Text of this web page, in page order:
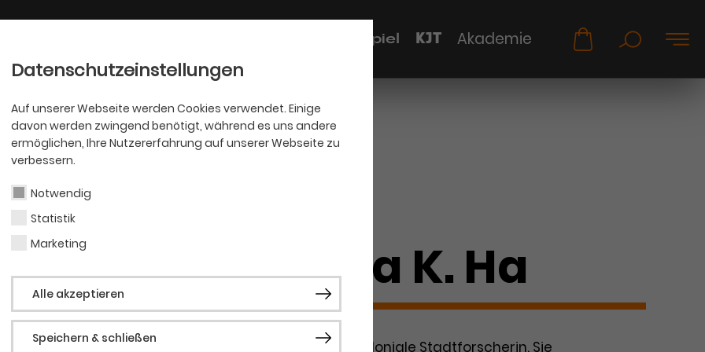
Datenschutzeinstellungen
Auf unserer Webseite werden Cookies verwendet. Einige
davon werden zwingend benötigt, während es uns andere
ermöglichen, Ihre Nutzererfahrung auf unserer Webseite zu
verbessern.
Notwendig
Statistik
Marketing
Alle akzeptieren
Speichern & schließen
Schauspiel KJT Akademie
Dr. Noa K. Ha
Dr. Noa Ha ist postkoloniale Stadtforscherin. Sie